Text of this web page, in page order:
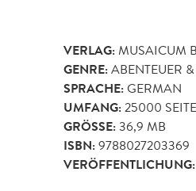
VERLAG:MUSAICUM
GENRE:ABENTEUER
SPRACHE:GERMAN
UMFANG:25000
GRÖSSE: 36,9 MB
ISBN:9788027203369
VERÖFFENTLICHUNG: